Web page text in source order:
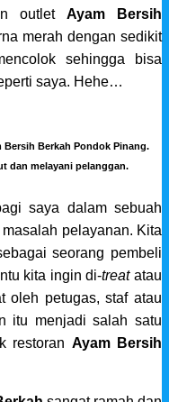
outlet Ayam Bersih
merah dengan sedikit
sehingga bisa
saya. Hehe…
Berkah Pondok Pinang.
dan melayani pelanggan.
saya dalam sebuah
pelayanan. Kita
seorang pembeli
kita ingin di-treatatau
oleh petugas, staf atau
itu menjadi salah satu
restoran Ayam Bersih